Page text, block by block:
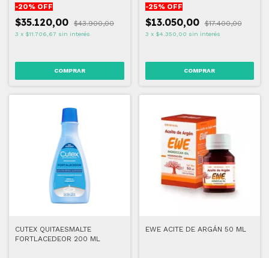
-20% OFF
$35.120,00 $43.900,00
3 x $11.706,67 sin interés
-25% OFF
$13.050,00 $17.400,00
3 x $4.350,00 sin interés
CUTEX QUITAESMALTE
FORTLACEDEOR 200 ML
EWE ACITE DE ARGÁN 50 ML